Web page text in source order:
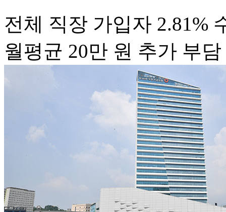
전체 직장 가입자 2.81%
월평균 20만 원 추가 부담